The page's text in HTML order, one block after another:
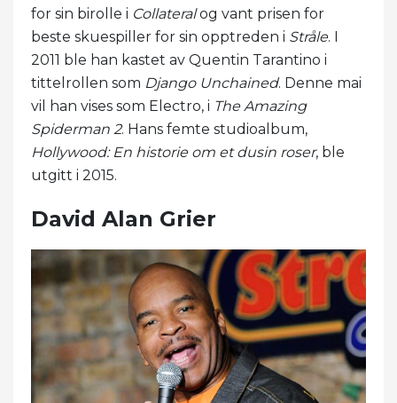
for sin birolle i Collateralog vant prisen for
beste skuespiller for sin opptreden i Stråle. I
2011 ble han kastet av Quentin Tarantino i
tittelrollen som Django Unchained. Denne mai
vil han vises som Electro, i The Amazing
Spiderman 2. Hans femte studioalbum,
Hollywood: En historie om et dusin roser, ble
utgitt i 2015.
David Alan Grier